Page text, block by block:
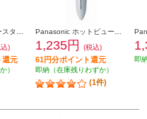
)
還元
）
1,235円 (税込)
61円分ポイント還元
即納（在庫残りわずか）
(1件)
即